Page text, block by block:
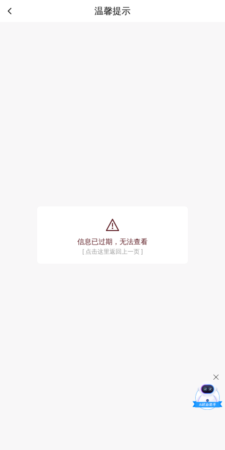
温馨提示
tip:
信息已过期，无法查看
[ 点击这里返回上一页 ]